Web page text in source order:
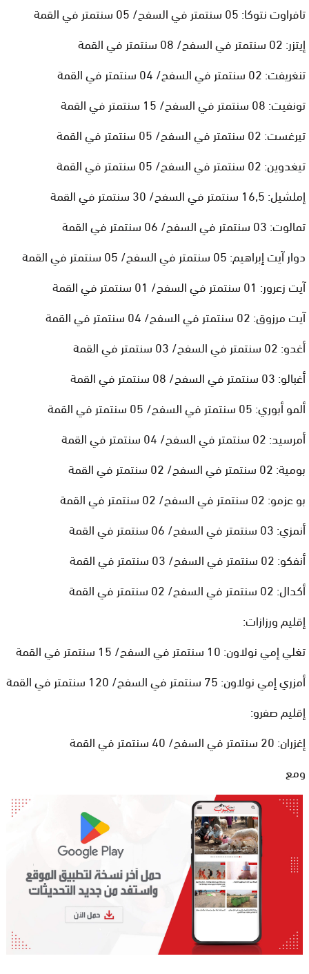
تافراوت نتوكا: 05 سنتمتر في السفح/ 05 سنتمتر في القمة
إيتزر: 02 سنتمتر في السفح/ 08 سنتمتر في القمة
تنغريفت: 02 سنتمتر في السفح/ 04 سنتمتر في القمة
تونفيت: 08 سنتمتر في السفح/ 15 سنتمتر في القمة
تيرغست: 02 سنتمتر في السفح/ 05 سنتمتر في القمة
تيغدوين: 02 سنتمتر في السفح/ 05 سنتمتر في القمة
إملشيل: 16,5 سنتمتر في السفح/ 30 سنتمتر في القمة
تمالوت: 03 سنتمتر في السفح/ 06 سنتمتر في القمة
دوار آيت إبراهيم: 05 سنتمتر في السفح/ 05 سنتمتر في القمة
آيت زعرور: 01 سنتمتر في السفح/ 01 سنتمتر في القمة
آيت مرزوق: 02 سنتمتر في السفح/ 04 سنتمتر في القمة
أغدو: 02 سنتمتر في السفح/ 03 سنتمتر في القمة
أغبالو: 03 سنتمتر في السفح/ 08 سنتمتر في القمة
ألمو أبوري: 05 سنتمتر في السفح/ 05 سنتمتر في القمة
أمرسيد: 02 سنتمتر في السفح/ 04 سنتمتر في القمة
بومية: 02 سنتمتر في السفح/ 02 سنتمتر في القمة
بو عزمو: 02 سنتمتر في السفح/ 02 سنتمتر في القمة
أنمزي: 03 سنتمتر في السفح/ 06 سنتمتر في القمة
أنفكو: 02 سنتمتر في السفح/ 03 سنتمتر في القمة
أكدال: 02 سنتمتر في السفح/ 02 سنتمتر في القمة
إقليم ورزازات:
تغلي إمي نولاون: 10 سنتمتر في السفح/ 15 سنتمتر في القمة
أمزري إمي نولاون: 75 سنتمتر في السفح/ 120 سنتمتر في القمة
إقليم صفرو:
إغزران: 20 سنتمتر في السفح/ 40 سنتمتر في القمة
ومع